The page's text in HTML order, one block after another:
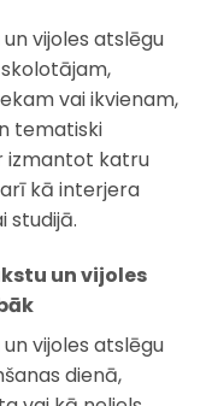
vijoles atslēgu
vai ikvienam,
tematiski
izmantot katru
kā interjera
studijā.
un vijoles
vijoles atslēgu
dienā,